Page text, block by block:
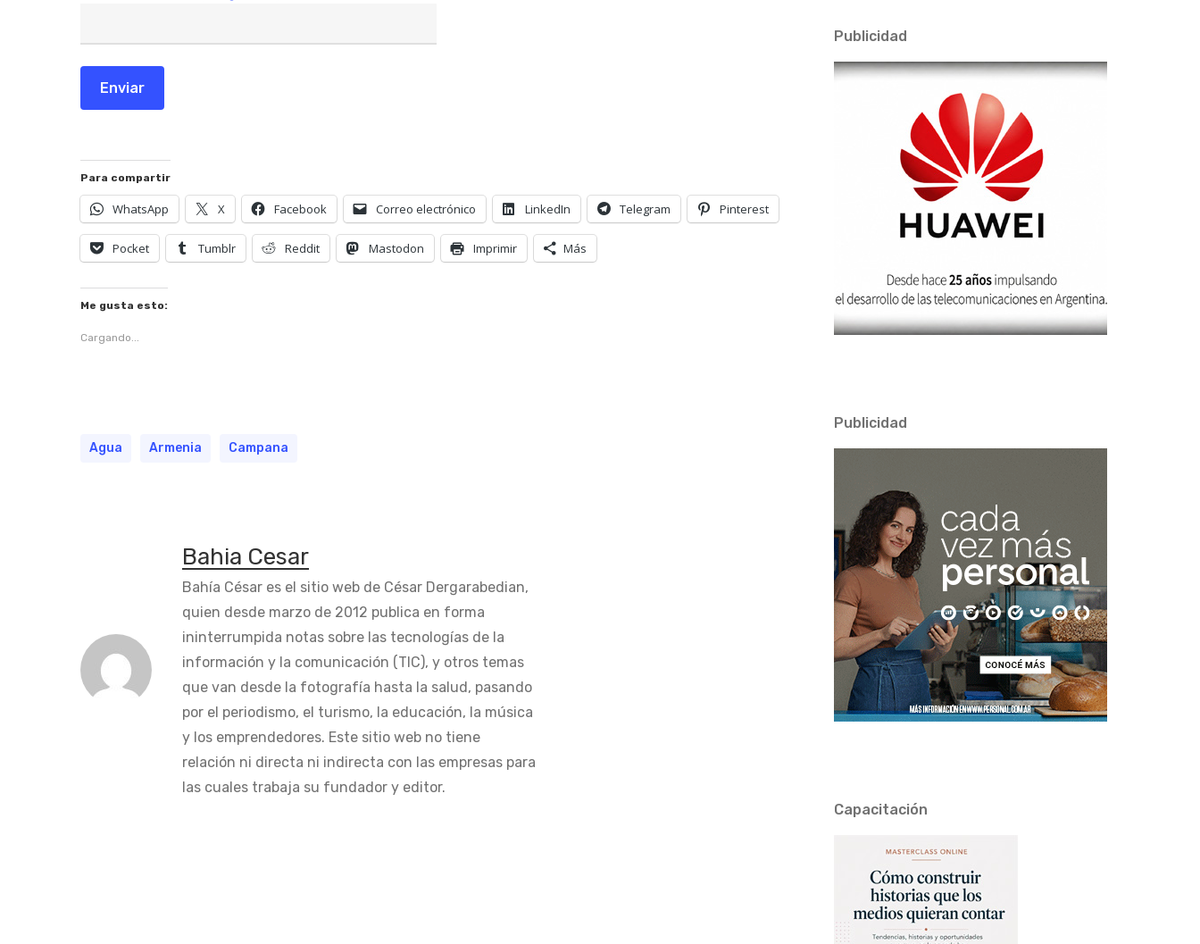
Enviar
Para compartir
WhatsApp X Facebook Correo electrónico LinkedIn Telegram Pinterest
Pocket Tumblr Reddit Mastodon Imprimir Más
Me gusta esto:
Cargando...
Agua Armenia Campana
Bahia Cesar
Bahía César es el sitio web de César Dergarabedian,
quien desde marzo de 2012 publica en forma
ininterrumpida notas sobre las tecnologías de la
información y la comunicación (TIC), y otros temas
que van desde la fotografía hasta la salud, pasando
por el periodismo, el turismo, la educación, la música
y los emprendedores. Este sitio web no tiene
relación ni directa ni indirecta con las empresas para
las cuales trabaja su fundador y editor.
Publicidad
Publicidad
Capacitación